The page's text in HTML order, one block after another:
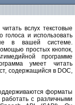
вслух текстовые
голоса и использовать
в вашей системе.
простых кнопок,
программе
умеет читать
содержащийся в DOC,
форматы
с различными